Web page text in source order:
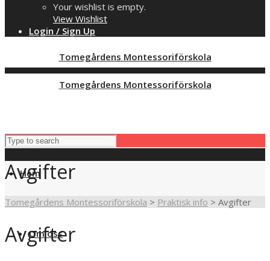
Your wishlist is empty.
View Wishlist
Login / Sign Up
Tomegårdens Montessoriförskola
Tomegårdens Montessoriförskola
Hem
Om oss
Avgifter
Tomegårdens Montessoriförskola > Praktisk info > Avgifter
Avgifter